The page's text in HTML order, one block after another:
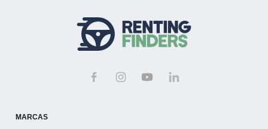
MARCAS